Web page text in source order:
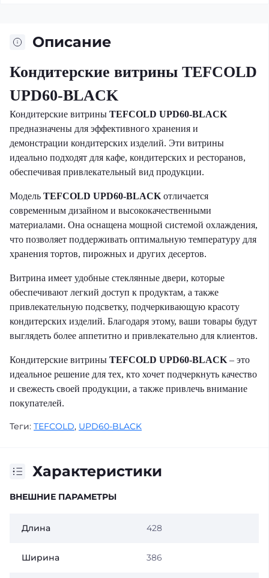
Описание
Кондитерские витрины TEFCOLD
UPD60-BLACK
Кондитерские витрины TEFCOLD UPD60-BLACK
предназначены для эффективного хранения и
демонстрации кондитерских изделий. Эти витрины
идеально подходят для кафе, кондитерских и ресторанов,
обеспечивая привлекательный вид продукции.
Модель TEFCOLD UPD60-BLACKотличается
современным дизайном и высококачественными
материалами. Она оснащена мощной системой охлаждения,
что позволяет поддерживать оптимальную температуру для
хранения тортов, пирожных и других десертов.
Витрина имеет удобные стеклянные двери, которые
обеспечивают легкий доступ к продуктам, а также
привлекательную подсветку, подчеркивающую красоту
кондитерских изделий. Благодаря этому, ваши товары будут
выглядеть более аппетитно и привлекательно для клиентов.
Кондитерские витрины TEFCOLD UPD60-BLACK– это
идеальное решение для тех, кто хочет подчеркнуть качество
и свежесть своей продукции, а также привлечь внимание
покупателей.
Теги: TEFCOLD, UPD60-BLACK
Характеристики
ВНЕШНИЕ ПАРАМЕТРЫ
Длина 428
Ширина 386